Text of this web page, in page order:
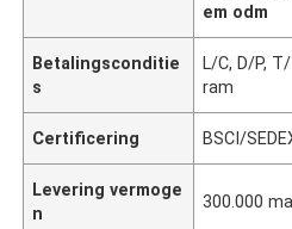
em odm
Betalingsconditie
s
L/C, D/P,
ram
Certificering BSCI/
Levering vermoge
n
300.000